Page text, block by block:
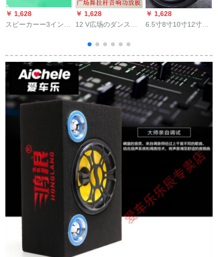
￥ 1,628
スピーカーー3インチ
カーー3インチー全周
波数ソプラノテノー
ルパリパリ低音g白
(単价)4欧
￥ 1,628
12 V広场のダンスの
ザボンドの6寸の8寸
のブルータワーの音
响を放してK歌を充电
するところとです。
￥ 1,628
6.5寸8寸10寸12寸の